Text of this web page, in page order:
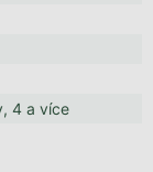
4 a více